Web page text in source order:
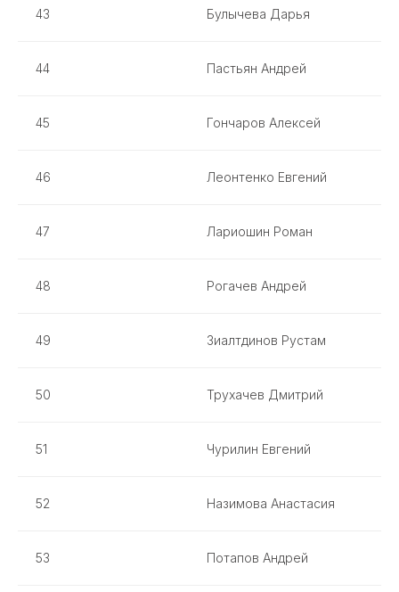
43 Булычева Дарья
44 Пастьян Андрей
45 Гончаров Алексей
46 Леонтенко Евгений
47 Лариошин Роман
48 Рогачев Андрей
49 Зиалтдинов Рустам
50 Трухачев Дмитрий
51 Чурилин Евгений
52 Назимова Анастасия
53 Потапов Андрей